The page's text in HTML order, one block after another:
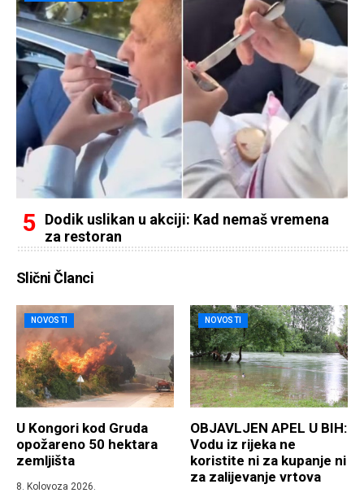
Dodik uslikan u akciji: Kad nemaš vremena
za restoran
Slični Članci
NOVOSTI
U Kongori kod Gruda
opožareno 50 hektara
zemljišta
8. Kolovoza 2026.
NOVOSTI
OBJAVLJEN APEL U BIH:
Vodu iz rijeka ne
koristite ni za kupanje ni
za zalijevanje vrtova